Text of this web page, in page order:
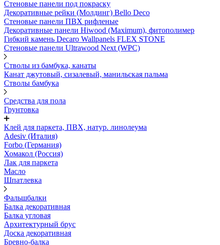
Стеновые панели под покраску
Декоративные рейки (Молдинг) Bello Deco
Стеновые панели ПВХ рифленыe
Декоративные панели Hiwood (Maximum), фитополимер
Гибкий камень Decaro Wallpanels FLEX STONE
Стеновые панели Ultrawood Next (WPC)
Стволы из бамбука, канаты
Канат джутовый, сизалевый, манильская пальма
Стволы бамбука
Средства для пола
Грунтовка
Клей для паркета, ПВХ, натур. линолеума
Adesiv (Италия)
Forbo (Германия)
Хомакол (Россия)
Лак для паркета
Масло
Шпатлевка
Фальшбалки
Балка декоративная
Балка угловая
Архитектурный брус
Доска декоративная
Бревно-балка